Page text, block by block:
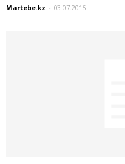
Martebe.kz - 03.07.2015